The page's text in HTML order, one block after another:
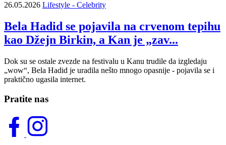
26.05.2026 Lifestyle - Celebrity
Bela Hadid se pojavila na crvenom tepihu
kao Džejn Birkin, a Kan je „zav...
Dok su se ostale zvezde na festivalu u Kanu trudile da izgledaju
„wow“, Bela Hadid je uradila nešto mnogo opasnije - pojavila se i
praktično ugasila internet.
Pratite nas